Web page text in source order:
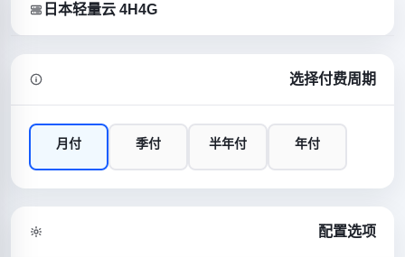
日本轻量云 4H4G
选择付费周期
月付 季付 半年付 年付
配置选项